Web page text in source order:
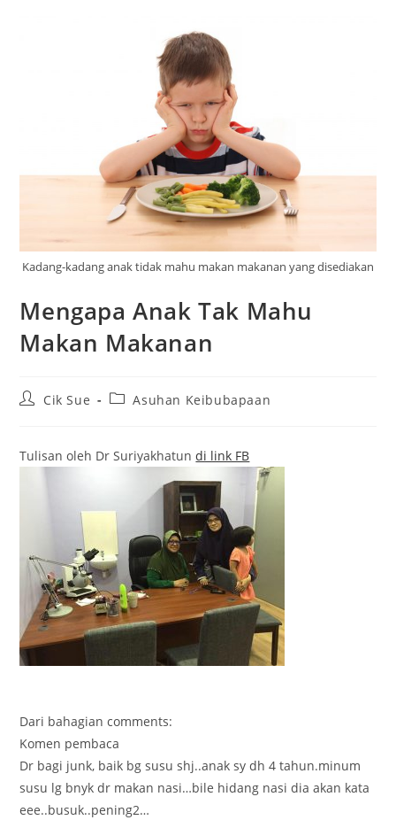
Kadang-kadang anak tidak mahu makan makanan yang disediakan
Mengapa Anak Tak Mahu
Makan Makanan
PostCik Sue
PostAsuhan Keibubapaan
Tulisan oleh Dr Suriyakhatundi link FB
Dari bahagian comments:
Komen pembaca
Dr bagi junk, baik bg susu shj..anak sy dh 4 tahun.minum
susu lg bnyk dr makan nasi…bile hidang nasi dia akan kata
eee..busuk..pening2…